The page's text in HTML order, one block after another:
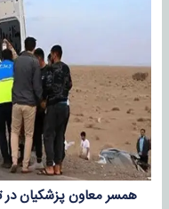
همسر معاون پزشکیان